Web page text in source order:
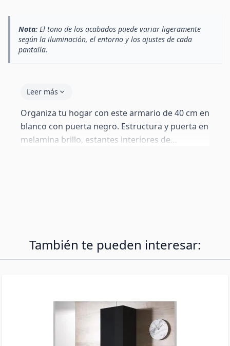
Nota: El tono de los acabados puede variar ligeramente
según la iluminación, el entorno y los ajustes de cada
pantalla.
Leer más
Organiza tu hogar con este armario de 40 cm en
blanco con puerta negro. Estructura y puerta en
melamina brillo, estantes interiores de
También te pueden interesar: